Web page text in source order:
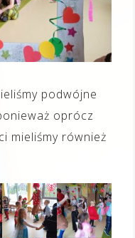
podwójne
oprócz
mieliśmy również